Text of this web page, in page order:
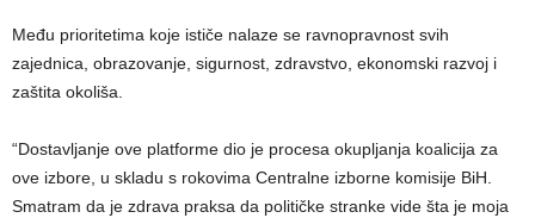
Među prioritetima koje ističe nalaze se ravnopravnost svih
zajednica, obrazovanje, sigurnost, zdravstvo, ekonomski razvoj i
zaštita okoliša.
“Dostavljanje ove platforme dio je procesa okupljanja koalicija za
ove izbore, u skladu s rokovima Centralne izborne komisije BiH.
Smatram da je zdrava praksa da političke stranke vide šta je moja